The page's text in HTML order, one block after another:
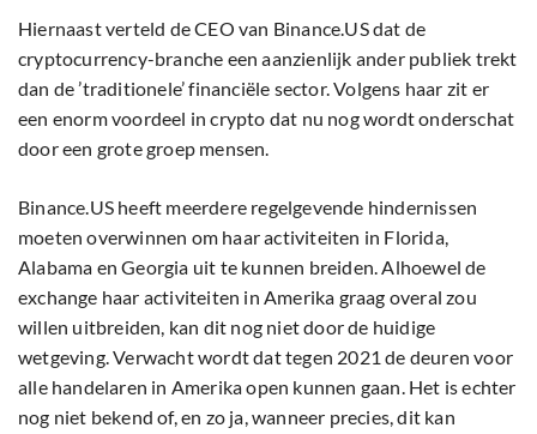
Hiernaast verteld de CEO van Binance.US dat de
cryptocurrency-branche een aanzienlijk ander publiek trekt
dan de ’traditionele’ financiële sector. Volgens haar zit er
een enorm voordeel in crypto dat nu nog wordt onderschat
door een grote groep mensen.
Binance.US heeft meerdere regelgevende hindernissen
moeten overwinnen om haar activiteiten in Florida,
Alabama en Georgia uit te kunnen breiden. Alhoewel de
exchange haar activiteiten in Amerika graag overal zou
willen uitbreiden, kan dit nog niet door de huidige
wetgeving. Verwacht wordt dat tegen 2021 de deuren voor
alle handelaren in Amerika open kunnen gaan. Het is echter
nog niet bekend of, en zo ja, wanneer precies, dit kan